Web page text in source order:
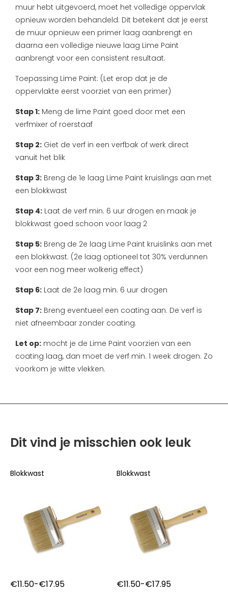
muur hebt uitgevoerd, moet het volledige oppervlak
opnieuw worden behandeld. Dit betekent dat je eerst
de muur opnieuw een primer laag aanbrengt en
daarna een volledige nieuwe laag Lime Paint
aanbrengt voor een consistent resultaat.
Toepassing Lime Paint: (Let erop dat je de
oppervlakte eerst voorziet van een primer)
Stap 1: Meng de lime Paint goed door met een
verfmixer of roerstaaf
Stap 2: Giet de verf in een verfbak of werk direct
vanuit het blik
Stap 3: Breng de 1e laag Lime Paint kruislings aan met
een blokkwast
Stap 4: Laat de verf min. 6 uur drogen en maak je
blokkwast goed schoon voor laag 2
Stap 5: Breng de 2e laag Lime Paint kruislinks aan met
een blokkwast. (2e laag optioneel tot 30% verdunnen
voor een nog meer wolkerig effect)
Stap 6: Laat de 2e laag min. 6 uur drogen
Stap 7: Breng eventueel een coating aan. De verf is
niet afneembaar zonder coating.
Let op: mocht je de Lime Paint voorzien van een
coating laag, dan moet de verf min. 1 week drogen. Zo
voorkom je witte vlekken.
Dit vind je misschien ook leuk
Blokkwast
€11.50-€17.95Prijsklasse:
Blokkwast
€11.50-€17.95Prijsklasse: